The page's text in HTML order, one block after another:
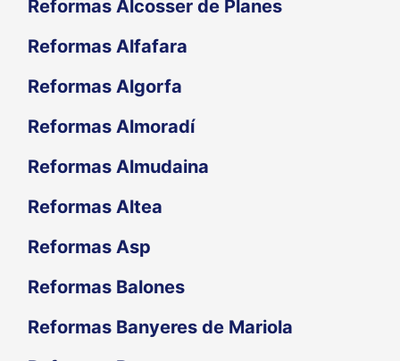
Reformas Alcosser de Planes
Reformas Alfafara
Reformas Algorfa
Reformas Almoradí
Reformas Almudaina
Reformas Altea
Reformas Asp
Reformas Balones
Reformas Banyeres de Mariola